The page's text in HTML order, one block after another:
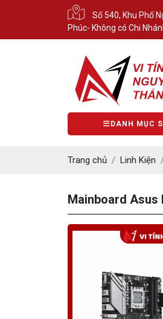
Số 540, Khu Phố
Phúc- Không có Chi
DANH MỤC
Trang chủ Linh Kiện
Mainboard Asus